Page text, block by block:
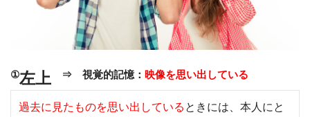
①左上 ⇒ 視覚的記憶： 映像を思い出している
過去に見たものを思い出している ときには、本人にと